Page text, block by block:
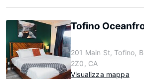
Tofino
201 Main St, Tofino,
2Z0, CA
Visualizza mappa